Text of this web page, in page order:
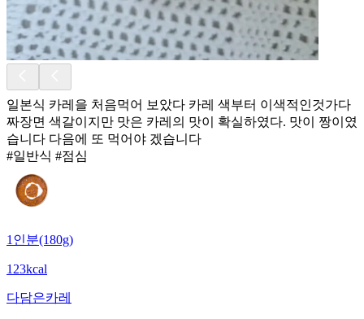
일본식 카레을 처음먹어 보았다 카레 색부터 이색적인것가다
짜장면 색갈이지만 맛은 카레의 맛이 확실하였다. 맛이 짱이였
습니다 다음에 또 먹어야 겠습니다
#일반식 #점심
1인분(180g)
123kcal
다담은카레